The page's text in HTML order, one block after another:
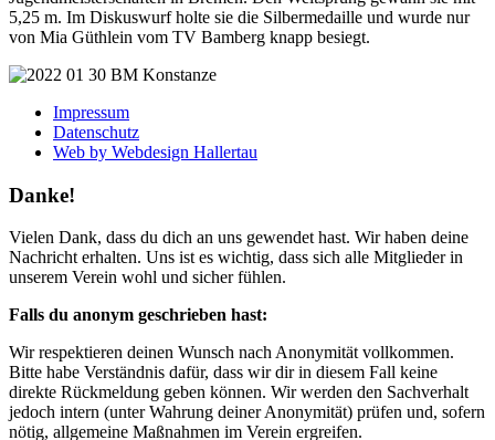
5,25 m. Im Diskuswurf holte sie die Silbermedaille und wurde nur
von Mia Güthlein vom TV Bamberg knapp besiegt.
Impressum
Datenschutz
Web by Webdesign Hallertau
Danke!
Vielen Dank, dass du dich an uns gewendet hast. Wir haben deine
Nachricht erhalten. Uns ist es wichtig, dass sich alle Mitglieder in
unserem Verein wohl und sicher fühlen.
Falls du anonym geschrieben hast:
Wir respektieren deinen Wunsch nach Anonymität vollkommen.
Bitte habe Verständnis dafür, dass wir dir in diesem Fall keine
direkte Rückmeldung geben können. Wir werden den Sachverhalt
jedoch intern (unter Wahrung deiner Anonymität) prüfen und, sofern
nötig, allgemeine Maßnahmen im Verein ergreifen.